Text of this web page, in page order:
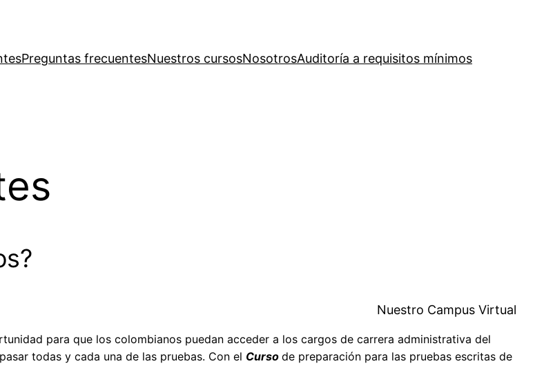
Preguntas frecuentesNuestros cursosNosotrosAuditoría a requisitos mínimos
Nuestro Campus Virtual
para que los colombianos puedan acceder a los cargos de carrera administrativa del
todas y cada una de las pruebas. Con el Curso de preparación para las pruebas escritas de